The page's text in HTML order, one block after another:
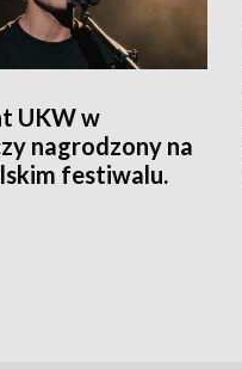
UKW w
nagrodzony na
festiwalu.